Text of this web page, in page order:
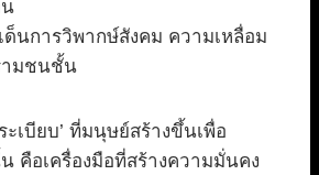
ด็นการวิพากษ์สังคม ความเหลื่อม
ามชนชั้น
ะเบียบ’ ที่มนุษย์สร้างขึ้นเพื่อ
คือเครื่องมือที่สร้างความมั่นคง